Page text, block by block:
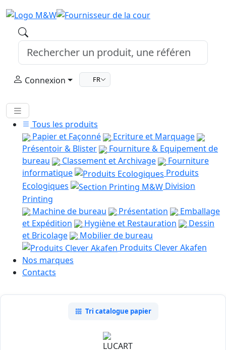
Connexion FR
Tous les produits
Papier et Façonné
Ecriture et Marquage
Présentoir & Blister
Fourniture & Equipement de
bureau
Classement et Archivage
Fourniture
informatique
Produits
Ecologiques
Division
Printing
Machine de bureau
Présentation
Emballage
et Expédition
Hygiène et Restauration
Dessin
et Bricolage
Mobilier de bureau
Produits Clever Akafen
Nos marques
Contacts
Tri catalogue papier